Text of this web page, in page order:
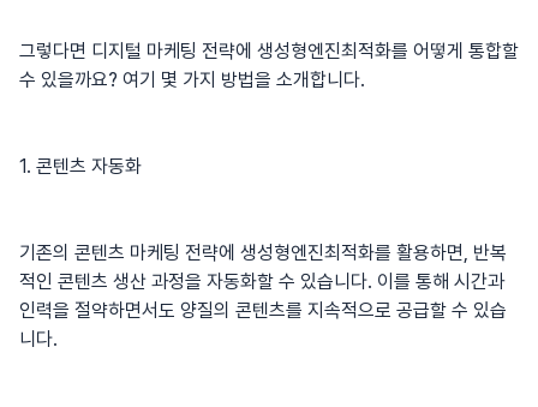
그렇다면 디지털 마케팅 전략에 생성형엔진최적화를 어떻게 통합할
수 있을까요? 여기 몇 가지 방법을 소개합니다.
1. 콘텐츠 자동화
기존의 콘텐츠 마케팅 전략에 생성형엔진최적화를 활용하면, 반복
적인 콘텐츠 생산 과정을 자동화할 수 있습니다. 이를 통해 시간과
인력을 절약하면서도 양질의 콘텐츠를 지속적으로 공급할 수 있습
니다.